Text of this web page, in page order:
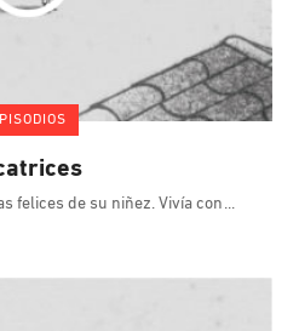
felices de su niñez. Vivía con